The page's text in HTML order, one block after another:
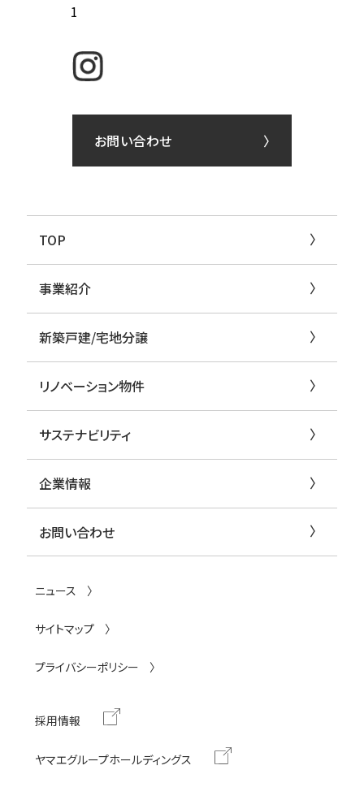
1
TOP
事業紹介
新築戸建/宅地分譲
リノベーション物件
サステナビリティ
企業情報
お問い合わせ
ニュース
サイトマップ
プライバシーポリシー
採用情報
ヤマエグループホールディングス
お問い合わせ